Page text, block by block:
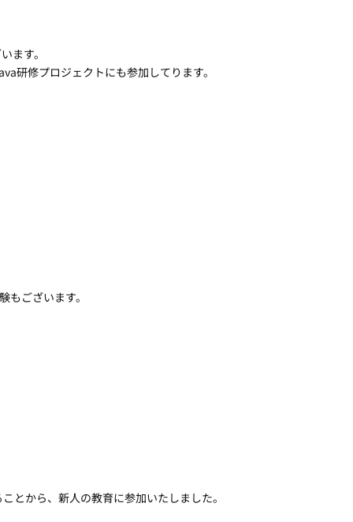
ます。
研修プロジェクトにも参加してります。
もございます。
とから、新人の教育に参加いたしました。